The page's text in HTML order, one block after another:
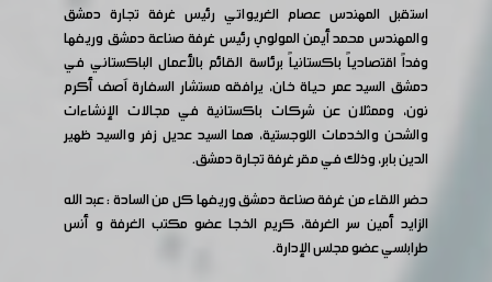
استقبل المهندس عصام الغريواتي رئيس غرفة تجارة دمشق
والمهندس محمد أيمن المولوي رئيس غرفة صناعة دمشق وريفها
وفداً اقتصادياً باكستانياً برئاسة القائم بالأعمال الباكستاني في
دمشق السيد عمر حياة خان، يرافقه مستشار السفارة آصف أكرم
نون، وممثلان عن شركات باكستانية في مجالات الإنشاءات
والشحن والخدمات اللوجستية، هما السيد عديل زفر والسيد ظهير
الدين بابر، وذلك في مقر غرفة تجارة دمشق.
حضر اللقاء من غرفة صناعة دمشق وريفها كل من السادة : عبد الله
الزايد أمين سر الغرفة، كريم الخجا عضو مكتب الغرفة و أنس
طرابلسي عضو مجلس الإدارة.